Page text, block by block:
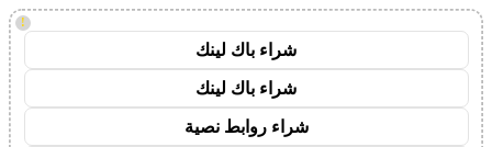
!
شراء باك لينك
شراء باك لينك
شراء روابط نصية